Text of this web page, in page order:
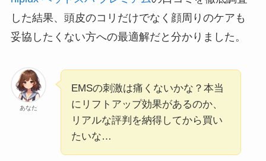
した結果、頭皮のコリだけでなく顔周りのケアも
妥協したくない方への最適解だと分かりました。
あなた
EMSの刺激は痛くないかな？本当
にリフトアップ効果があるのか、
リアルな評判を納得してから買い
たいな…